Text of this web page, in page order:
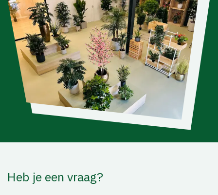
Heb je een vraag?